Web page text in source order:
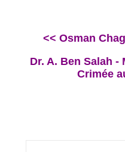
<< Osman
Dr. A. Ben Salah
Crimée